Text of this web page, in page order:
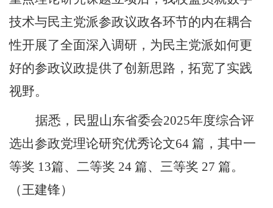
技术与民主党派参政议政各环节的内在耦合
性开展了全面深入调研，为民主党派如何更
好的参政议政提供了创新思路，拓宽了实践
视野。
据悉， 民盟山东省委会2025年度综合评
选出参政党理论研究优秀论文64 篇，其中一
等奖 13篇、二等奖 24 篇、三等奖 27 篇。
（王建锋）